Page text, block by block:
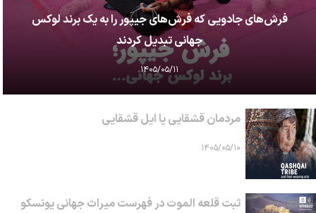
فرش‌های جادویی که فرش‌های جیپور را به یک برند لوکس
جهانی تبدیل کردند
۱۴۰۵/۰۵/۱۱
مردمان قشقایی یا ایل قشقایی
۱۴۰۵/۰۵/۱۰
ثبت قلعه الموت در فهرست میراث جهانی یونسکو